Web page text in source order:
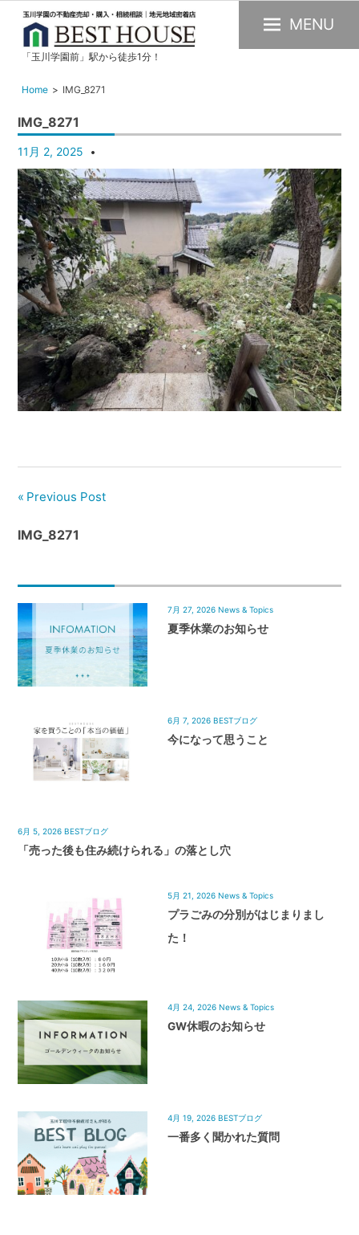
玉
川
園
の
不
動
産
購
入・
売
却・
賃
貸・
管
理
｜
密
着
HOUSE
「玉川学園前」駅から徒歩1分！
MENU
Home IMG_8271
IMG_8271
11月 2, 2025
Previous Post
IMG_8271
7月 27, 2026 News & Topics
夏季休業のお知らせ
6月 7, 2026 BESTブログ
今になって思うこと
6月 5, 2026 BESTブログ
「売った後も住み続けられる」の落とし穴
5月 21, 2026 News & Topics
プラごみの分別がはじまりまし
た！
4月 24, 2026 News & Topics
GW休暇のお知らせ
4月 19, 2026 BESTブログ
一番多く聞かれた質問